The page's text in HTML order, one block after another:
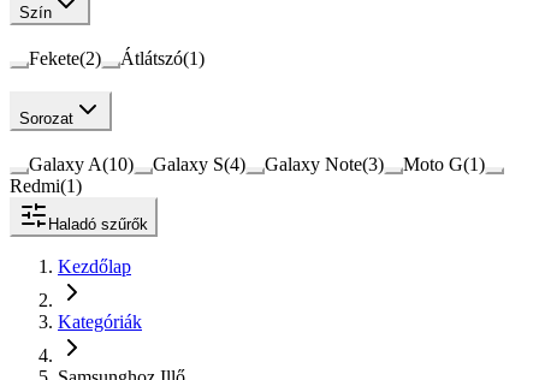
Szín
Fekete(2) Átlátszó(1)
Sorozat
Galaxy A(10) Galaxy S(4) Galaxy Note(3) Moto G(1)
Redmi(1)
Haladó szűrők
Kezdőlap
Kategóriák